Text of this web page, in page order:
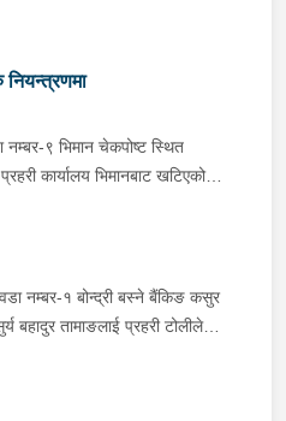
नियन्त्रणमा
नम्बर-९ भिमान चेकपोष्ट स्थित
कार्यालय भिमानबाट खटिएको
तर्फ जाँदै गरेको चालक
१२ बस्ने बर्ष अन्दाजी-२९ को
व०४-००१ ज ००८६ नं. को
सिराह मिर्चैया नगरपालिका-५ बस्ने
प्लास्टिकले पोका पारी लुकाई छिपाई
देखिने गिलो पदार्थ ४५.१९० फेला
वडा नम्बर-१ बोन्द्री बस्ने बैंकिङ कसुर
बहादुर तामाङलाई प्रहरी टोलीले